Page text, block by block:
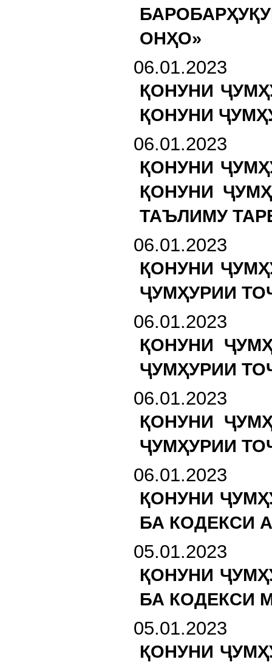
ОНҲО»
06.01.2023
ҚОНУНИ
ҚОНУНИ
06.01.2023
ҚОНУНИ
ҚОНУНИ
ТАЪЛИМУ
06.01.2023
ҚОНУНИ
ҶУМҲУРИИ
06.01.2023
ҚОНУНИ
ҶУМҲУРИИ
06.01.2023
ҚОНУНИ
ҶУМҲУРИИ
06.01.2023
ҚОНУНИ
БА КОДЕКСИ
05.01.2023
ҚОНУНИ
БА КОДЕКСИ
05.01.2023
ҚОНУНИ